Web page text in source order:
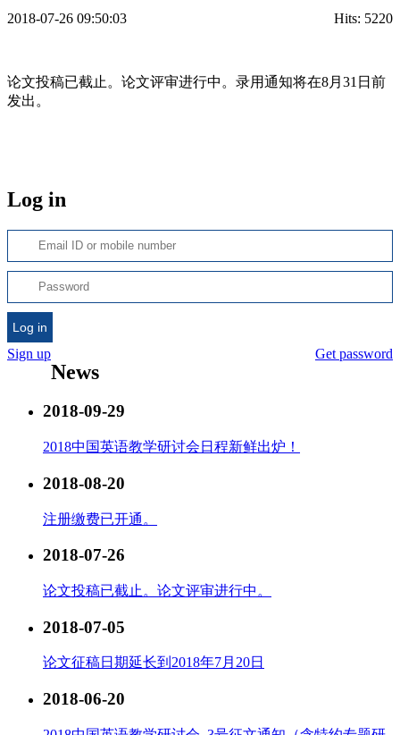
2018-07-26 09:50:03 Hits: 5220
论文投稿已截止。论文评审进行中。录用通知将在8月31日前
发出。
Log in
Log in
Sign up Get password
News
2018-09-29
2018中国英语教学研讨会日程新鲜出炉！
2018-08-20
注册缴费已开通。
2018-07-26
论文投稿已截止。论文评审进行中。
2018-07-05
论文征稿日期延长到2018年7月20日
2018-06-20